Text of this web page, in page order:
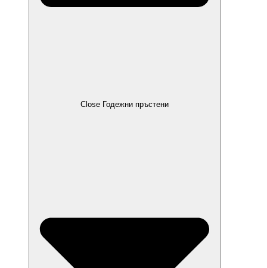
Close Годежни пръстени